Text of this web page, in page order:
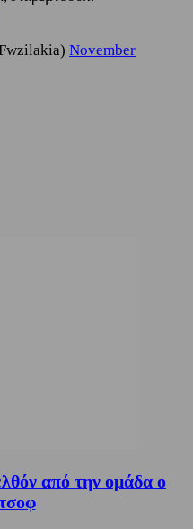
November
από την ομάδα ο